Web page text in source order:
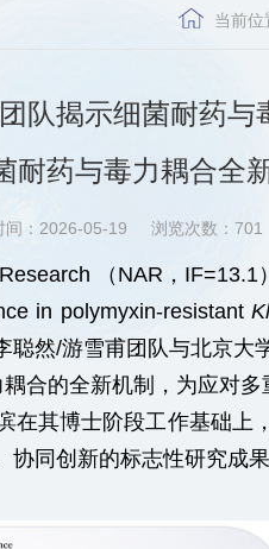
当前位
队揭示细菌耐药与
耐药与毒力耦合全
间：2026-05-19 浏览次数： 701
（ NAR ， IF=13.1
in polymyxin-resistant
聪然/游雪甫团队与北京大
合的全新机制，为应对多
在其博士阶段工作基础上
同创新的标志性研究成果